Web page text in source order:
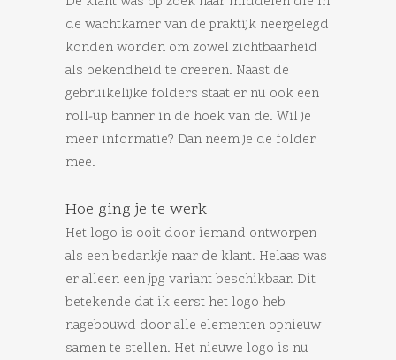
de wachtkamer van de praktijk neergelegd
konden worden om zowel zichtbaarheid
als bekendheid te creëren. Naast de
gebruikelijke folders staat er nu ook een
roll-up banner in de hoek van de. Wil je
meer informatie? Dan neem je de folder
mee.
Hoe ging je te werk
Het logo is ooit door iemand ontworpen
als een bedankje naar de klant. Helaas was
er alleen een jpg variant beschikbaar. Dit
betekende dat ik eerst het logo heb
nagebouwd door alle elementen opnieuw
samen te stellen. Het nieuwe logo is nu